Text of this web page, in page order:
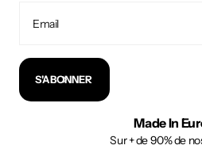
S'ABONNER
Made In
Sur + de 90% de